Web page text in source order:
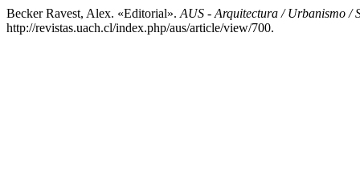
Becker Ravest, Alex. «Editorial». AUS - Arquitectura / Urbanismo /
http://revistas.uach.cl/index.php/aus/article/view/700.